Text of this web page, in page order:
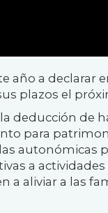
año a declarar
plazos el
deducción de
para
autonómicas
a
a aliviar a las